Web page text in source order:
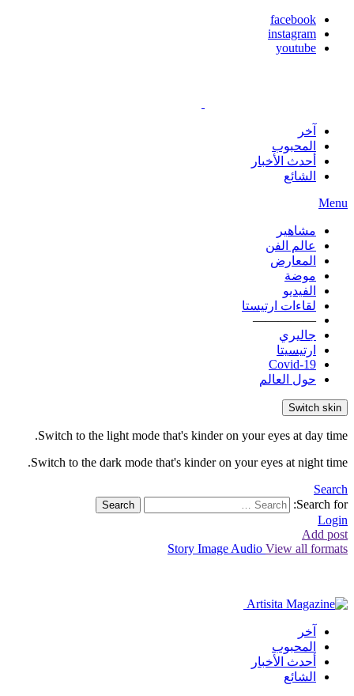
facebook
instagram
youtube
آخر
المحبوب
أحدث الأخبار
الشائع
Menu
مشاهير
عالم الفن
المعارض
موضة
الفيديو
لقاءات ارتيستا
—————
جاليري
ارتيسيتا
Covid-19
حول العالم
Switch skin
Switch to the light mode that's kinder on your eyes at day time.
Switch to the dark mode that's kinder on your eyes at night time.
Search
Search for:
Search
Login
Add post
Story Image Audio View all formats
آخر
المحبوب
أحدث الأخبار
الشائع